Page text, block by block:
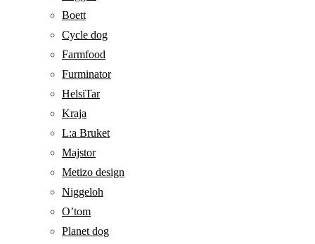
Boett
Cycle dog
Farmfood
Furminator
HelsiTar
Kraja
L:a Bruket
Majstor
Metizo design
Niggeloh
O’tom
Planet dog